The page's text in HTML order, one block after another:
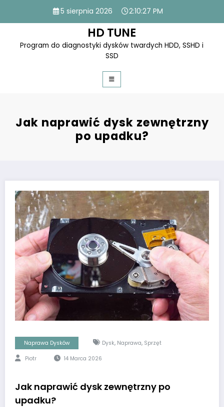
content
5 sierpnia 2026 2:10:27 PM
HD TUNE
Program do diagnostyki dysków twardych HDD, SSHD i
SSD
Jak naprawić dysk zewnętrzny
po upadku?
Naprawa Dysków Dysk, Naprawa, Sprzęt
Piotr 14 Marca 2026
Jak naprawić dysk zewnętrzny po
upadku?